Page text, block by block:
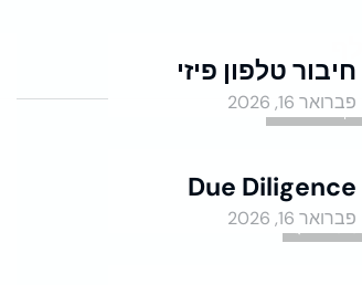
בדיקות אוטומציה
חיבור טלפון פיזי
פברואר 16, 2026
QA - Manual
Due Diligence
פברואר 16, 2026